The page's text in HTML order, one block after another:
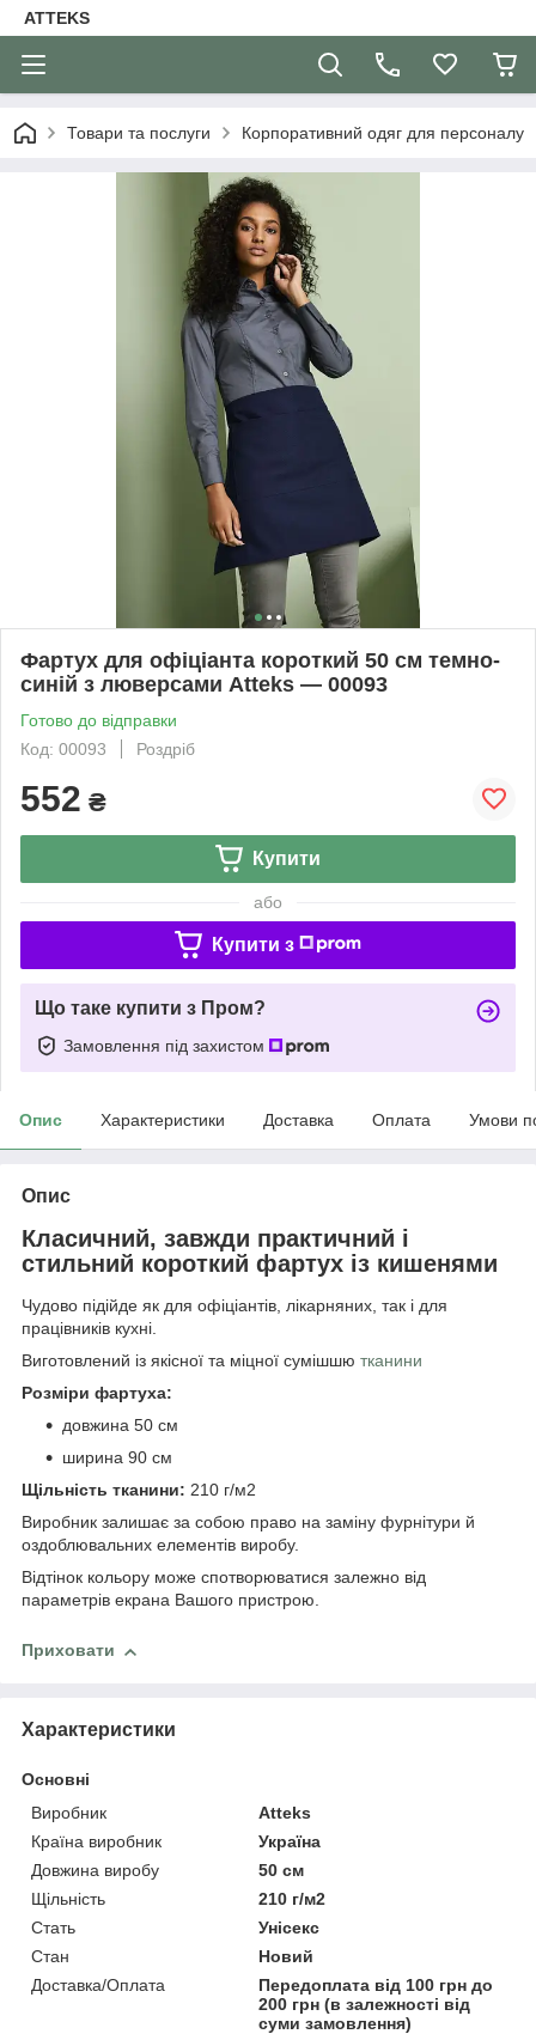
ATTEKS
Товари та послуги Корпоративний одяг для персоналу
Фартух для офіціанта короткий 50 см темно-
синій з люверсами Atteks — 00093
Готово до відправки
Код: 00093
Роздріб
552 ₴
Купити
або
Купити з
Що таке купити з Пром?
Замовлення під захистом
Опис Характеристики Доставка Оплата Умови
Опис
Класичний, завжди практичний і
стильний короткий фартух із кишенями
Чудово підійде як для офіціантів, лікарняних, так і для
працівників кухні.
Виготовлений із якісної та міцної сумішшю тканини
Розміри фартуха:
довжина 50 см
ширина 90 см
Щільність тканини: 210 г/м2
Виробник залишає за собою право на заміну фурнітури й
оздоблювальних елементів виробу.
Відтінок кольору може спотворюватися залежно від
параметрів екрана Вашого пристрою.
Приховати
Характеристики
Основні
Виробник
Atteks
Країна виробник
Україна
Довжина виробу
50 см
Щільність
210 г/м2
Стать
Унісекс
Стан
Новий
Доставка/Оплата
Передоплата від 100 грн до
200 грн (в залежності від
суми замовлення)